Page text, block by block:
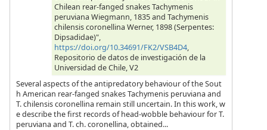
Chilean rear-fanged snakes Tachymenis
peruviana Wiegmann, 1835 and Tachymenis
chilensis coronellina Werner, 1898 (Serpentes:
Dipsadidae)",
https://doi.org/10.34691/FK2/VSB4D4,
Repositorio de datos de investigación de la
Universidad de Chile, V2
Several aspects of the antipredatory behaviour of the Sout
h American rear-fanged snakes Tachymenis peruviana and
T. chilensis coronellina remain still uncertain. In this work, w
e describe the first records of head-wobble behaviour for T.
peruviana and T. ch. coronellina, obtained...